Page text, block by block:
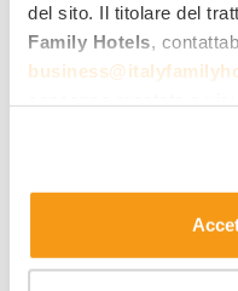
del sito. Il titolare del
Family Hotels,
. Allo stesso
estesa sui cookie.
Cosa comprende:
Da 83